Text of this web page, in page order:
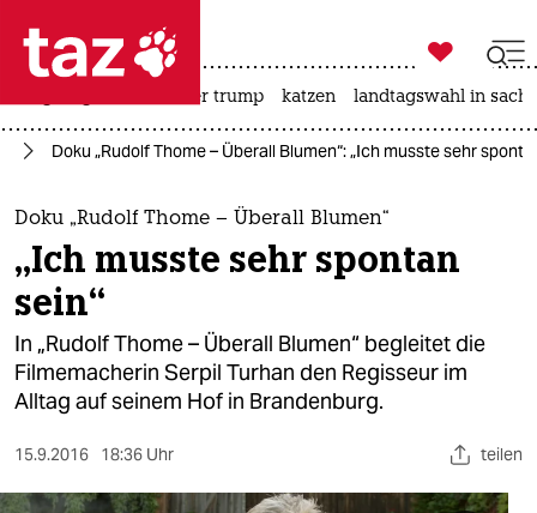
 taz zahl ich
taz zahl ich
themen
politik
öko
gesellschaft
sport

taz zahl ich
usa unter trump katzen landtagswahl in
Doku „Rudolf Thome – Überall Blumen“: „Ich musste sehr
Doku „Rudolf Thome – Überall Blumen“
„Ich musste sehr spontan
sein“
In „Rudolf Thome – Überall Blumen“ begleitet die
Filmemacherin Serpil Turhan den Regisseur im
Alltag auf seinem Hof in Brandenburg.
15.9.2016 18:36 Uhr teilen